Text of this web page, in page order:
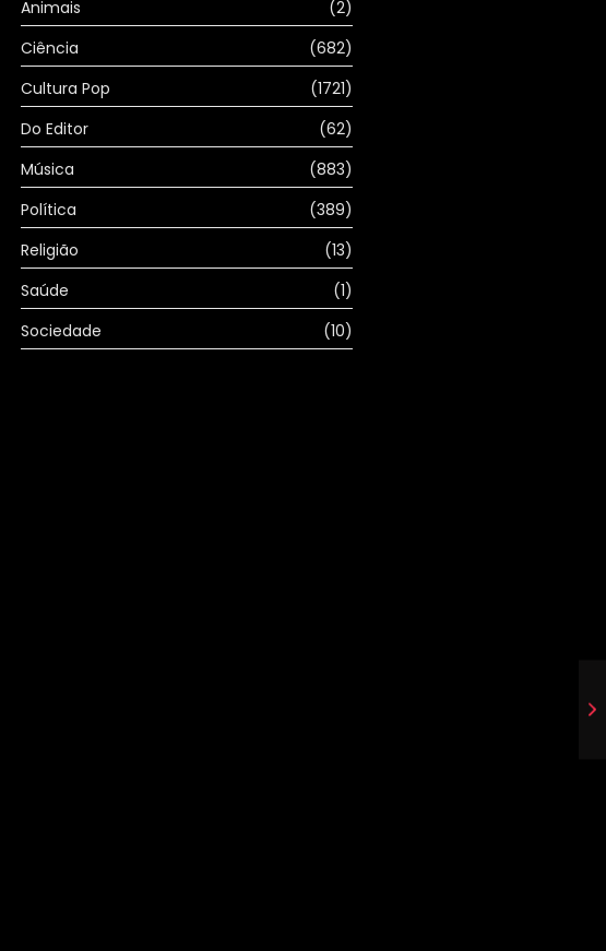
Animais
(2)
Ciência
(682)
Cultura Pop
(1721)
Do Editor
(62)
Música
(883)
Política
(389)
Religião
(13)
Saúde
(1)
Sociedade
(10)